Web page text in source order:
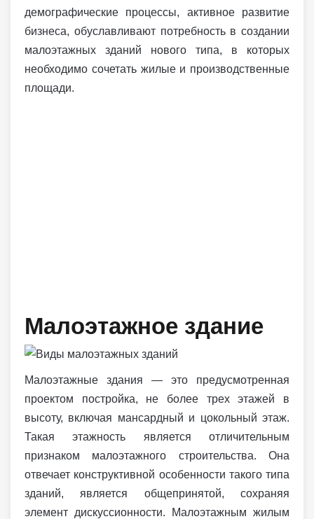
демографические процессы, активное развитие
бизнеса, обуславливают потребность в создании
малоэтажных зданий нового типа, в которых
необходимо сочетать жилые и производственные
площади.
Малоэтажное здание
Малоэтажные здания — это предусмотренная
проектом постройка, не более трех этажей в
высоту, включая мансардный и цокольный этаж.
Такая этажность является отличительным
признаком малоэтажного строительства. Она
отвечает конструктивной особенности такого типа
зданий, является общепринятой, сохраняя
элемент дискуссионности. Малоэтажным жилым